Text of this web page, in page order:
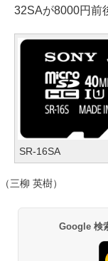
32SAが8000円前
SR-16SA
（三柳 英樹）
Google 検